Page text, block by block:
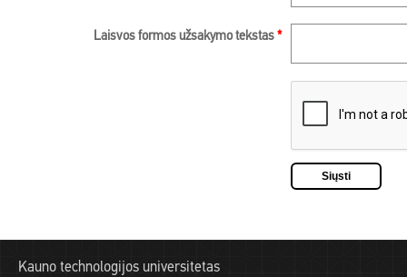
Laisvos formos užsakymo tekstas *
Kauno technologijos universitetas